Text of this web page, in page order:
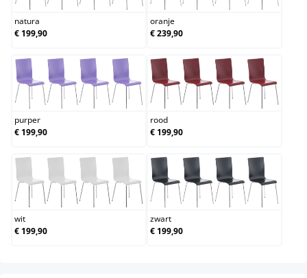
natura
€ 199,90
oranje
€ 239,90
purper
purper
€ 199,90
rood
rood
€ 199,90
wit
wit
€ 199,90
zwart
zwart
€ 199,90